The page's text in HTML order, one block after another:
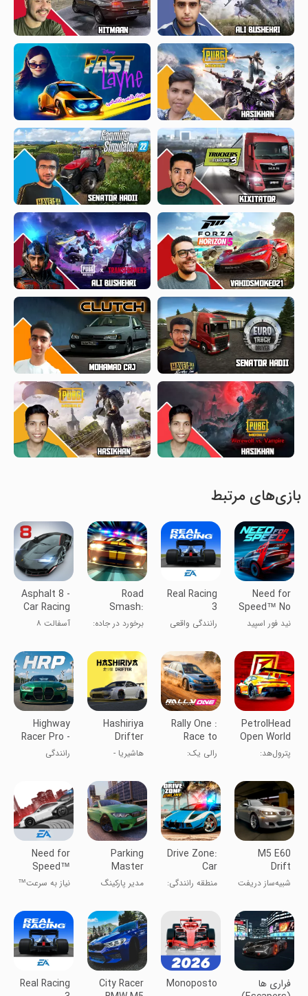
بازی‌های مرتبط
Need for
Speed™ No
Limits
نید فور اسپید
Real Racing
3
رانندگی واقعی
Road
Smash:
Crazy
Racing!
برخورد در جاده:
دیوانه وار
Asphalt 8 -
Car Racing
Game
آسفالت ۸
PetrolHead
Open World
Car Game
پترول‌هد:
Rally One :
Race to
glory
رالی یک:
شکوه
Hashiriya
Drifter
Online Drift
Racing
هاشیریا -
آنلاین چندنفره
Highway
Racer Pro -
Car Racing
رانندگی
M5 E60
Drift
Simulator
شبیه‌ساز دریفت
Drive Zone:
Car
Simulator
منطقه رانندگی:
Parking
Master
Multiplayer
مدیر پارکینگ
Need for
Speed™
Most
Wanted
نیاز به سرعت™
فراری ها
Monoposto
City Racer
Real Racing